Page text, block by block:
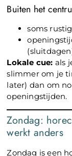
Buiten het
soms
Lokale cue: als
slimmer om je
later) dan om
openingstijden.
Zondag:
werkt anders
Zondag is een